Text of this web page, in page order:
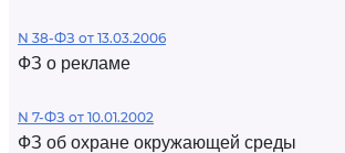
N 38-ФЗ от 13.03.2006
ФЗ о рекламе
N 7-ФЗ от 10.01.2002
ФЗ об охране окружающей среды